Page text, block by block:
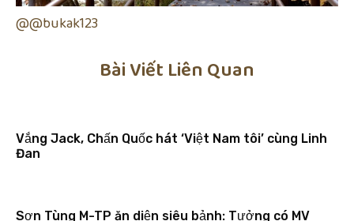
@@bukak123
Bài Viết Liên Quan
Vắng Jack, Chấn Quốc hát ‘Việt Nam tôi’ cùng Linh
Đan
Sơn Tùng M-TP ăn diện siêu bảnh: Tưởng có MV